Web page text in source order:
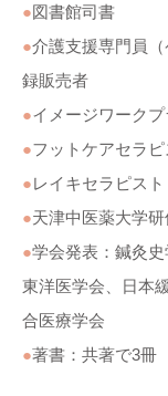
●図書館司書
●介護支援専門員
録販売者
●イメージワーク
●フットケアセラピ
●レイキセラピスト
●天津中医薬大学研
●学会発表：鍼灸史
東洋医学会、日本
合医療学会
●著書：共著で3冊